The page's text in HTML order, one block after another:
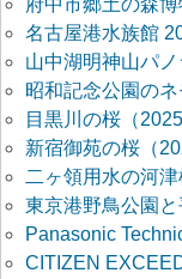
府中市郷土の森
名古屋港水族館
山中湖明神山パ
昭和記念公園のネ
目黒川の桜（2025
新宿御苑の桜（
二ヶ領用水の河津
東京港野鳥公園
Panasonic
CITIZEN